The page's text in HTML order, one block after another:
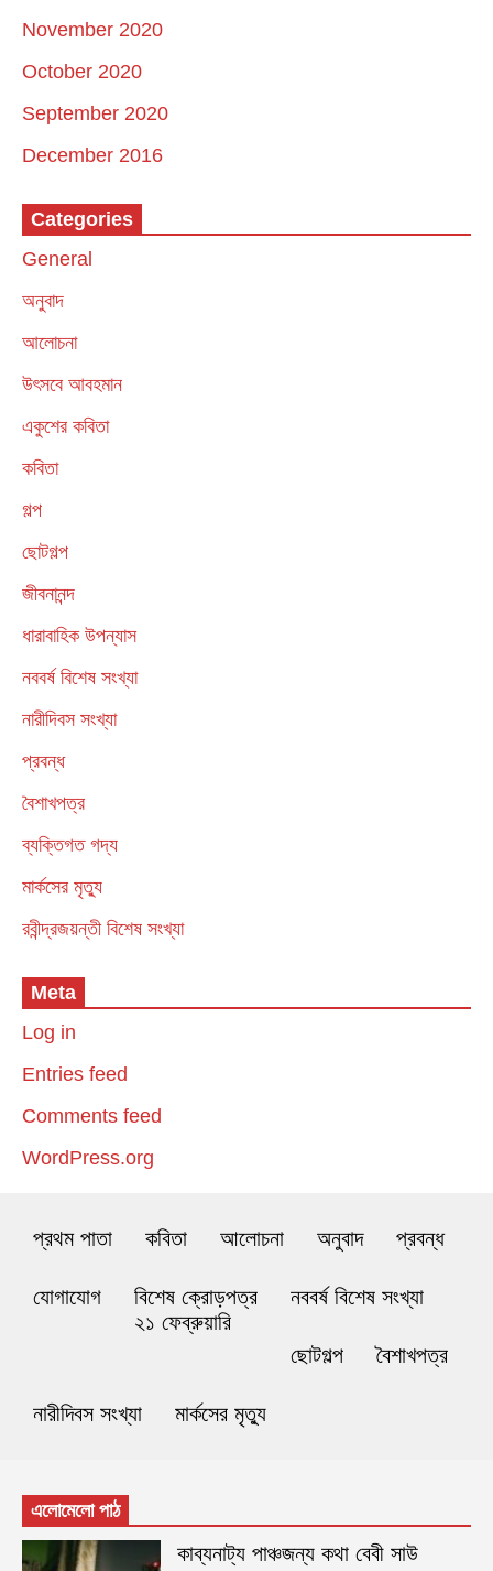
November 2020
October 2020
September 2020
December 2016
Categories
General
অনুবাদ
আলোচনা
উৎসবে আবহমান
একুশের কবিতা
কবিতা
গল্প
ছোটগল্প
জীবনানন্দ
ধারাবাহিক উপন্যাস
নববর্ষ বিশেষ সংখ্যা
নারীদিবস সংখ্যা
প্রবন্ধ
বৈশাখপত্র
ব্যক্তিগত গদ্য
মার্কসের মৃত্যু
রবীন্দ্রজয়ন্তী বিশেষ সংখ্যা
Meta
Log in
Entries feed
Comments feed
WordPress.org
প্রথম পাতা কবিতা আলোচনা অনুবাদ প্রবন্ধ
যোগাযোগ
বিশেষ ক্রোড়পত্র
২১ ফেব্রুয়ারি
নববর্ষ বিশেষ সংখ্যা
ছোটগল্প বৈশাখপত্র
নারীদিবস সংখ্যা মার্কসের মৃত্যু
এলোমেলো পাঠ
কাব্যনাট্য পাঞ্চজন্য কথা বেবী সাউ